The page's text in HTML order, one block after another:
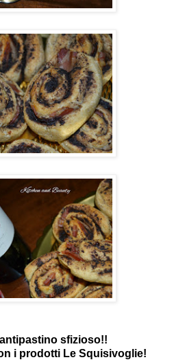
sfizioso!!
i prodotti Le Squisivoglie!